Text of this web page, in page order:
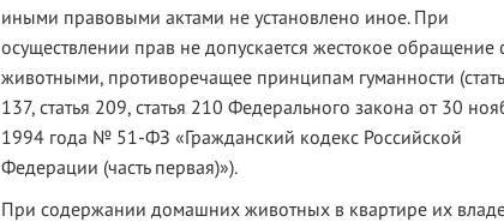
иными правовыми актами не установлено иное. При
осуществлении прав не допускается жестокое обращение
животными, противоречащее принципам гуманности
137, статья 209, статья 210 Федерального закона от 30
1994 года № 51-ФЗ «Гражданский кодекс Российской
Федерации (часть первая)»).
При содержании домашних животных в квартире их